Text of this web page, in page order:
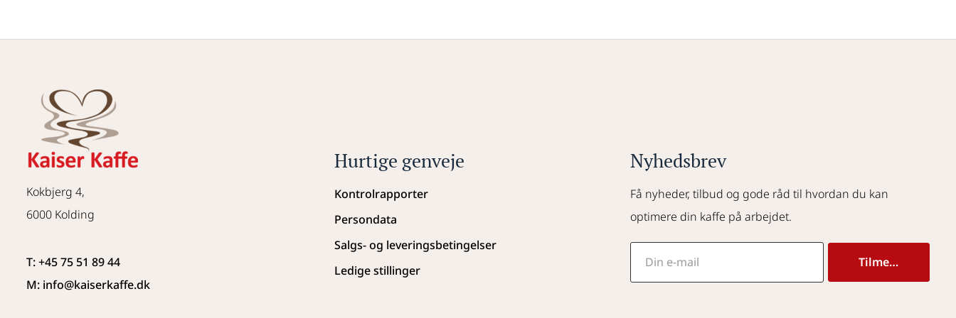
Kokbjerg 4,
6000 Kolding
T: +45 75 51 89 44
M: info@kaiserkaffe.dk
Hurtige genveje
Kontrolrapporter
Persondata
Salgs- og leveringsbetingelser
Ledige stillinger
Nyhedsbrev
Få nyheder, tilbud og gode råd til hvordan du kan
optimere din kaffe på arbejdet.
Tilmeld